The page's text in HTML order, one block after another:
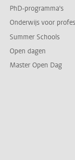
PhD-programma's
Onderwijs voor
Summer Schools
Open dagen
Master Open Dag